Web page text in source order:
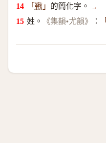
「 鞦」 的簡化字。 →
姓。 《集韻•尤韻》 ：